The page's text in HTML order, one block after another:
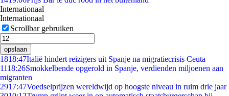
Internationaal
Internationaal
Scrollbar gebruiken
opslaan
1818:47Italië hindert reizigers uit Spanje na migratiecrisis Ceuta
1118:26Smokkelbende opgerold in Spanje, verdienden miljoenen aan
migranten
2917:47Voedselprijzen wereldwijd op hoogste niveau in ruim drie jaar